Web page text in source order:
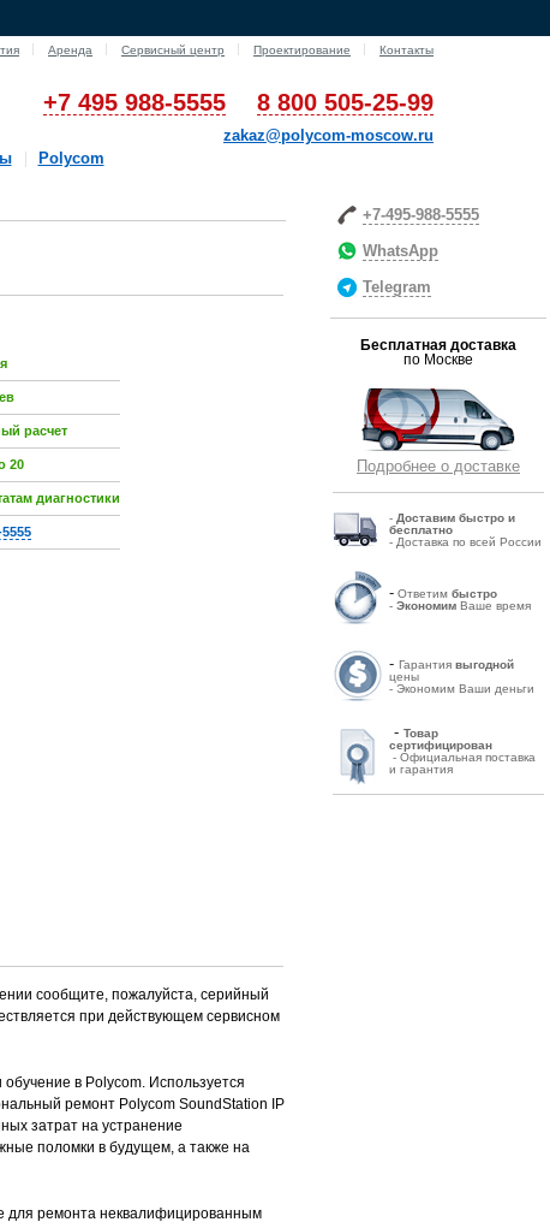
Аренда Сервисный центр Проектирование Контакты
+7 495 988-5555 8 800 505-25-99
zakaz@polycom-moscow.ru
Polycom
+7-495-988-5555
WhatsApp
Telegram
Бесплатная доставка
по Москве
Подробнее о доставке
- Доставим быстро и
бесплатно
- Доставка по всей России
- Ответим быстро
- Экономим Ваше время
- Гарантия выгодной
цены
- Экономим Ваши деньги
- Товар
сертифицирован
- Официальная поставка
и гарантия
расчет
20
диагностики
сообщите, пожалуйста, серийный
при действующем сервисном
в Polycom. Используется
ремонт Polycom SoundStation IP
затрат на устранение
поломки в будущем, а также на
для ремонта неквалифицированным